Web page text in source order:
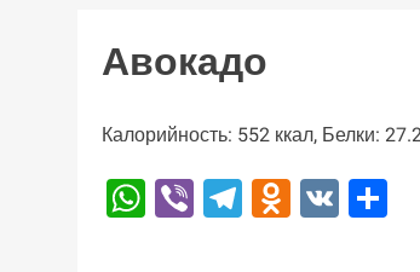
Авокадо
Калорийность: 552 ккал, Белки:
WhatsApp
ViberTelegram
VK